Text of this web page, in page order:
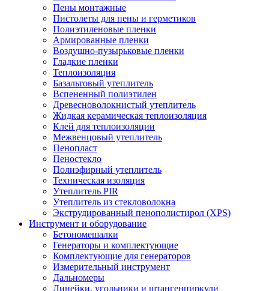
Пены монтажные
Пистолеты для пены и герметиков
Полиэтиленовые пленки
Армированные пленки
Воздушно-пузырьковые пленки
Гладкие пленки
Теплоизоляция
Базальтовый утеплитель
Вспененный полиэтилен
Древесноволокнистый утеплитель
Жидкая керамическая теплоизоляция
Клей для теплоизоляции
Межвенцовый утеплитель
Пенопласт
Пеностекло
Полиэфирный утеплитель
Техническая изоляция
Утеплитель PIR
Утеплитель из стекловолокна
Экструдированный пенополистирол (XPS)
Инструмент и оборудование
Бетономешалки
Генераторы и комплектующие
Комплектующие для генераторов
Измерительный инструмент
Дальномеры
Линейки, угольники и штангенциркули